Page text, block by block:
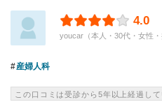
4.0
youcar（本人・30代・女性・
産婦人科
この口コミは受診から5年以上経過して